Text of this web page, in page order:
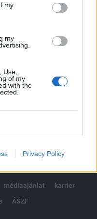
my
my
Use,
of my
with the
Privacy Policy
napon belüli
süti beállítások
médiaajánlat
karrier
ÁSZF